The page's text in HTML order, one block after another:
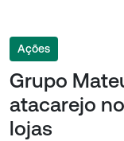
Ações
Grupo
atacarejo
lojas